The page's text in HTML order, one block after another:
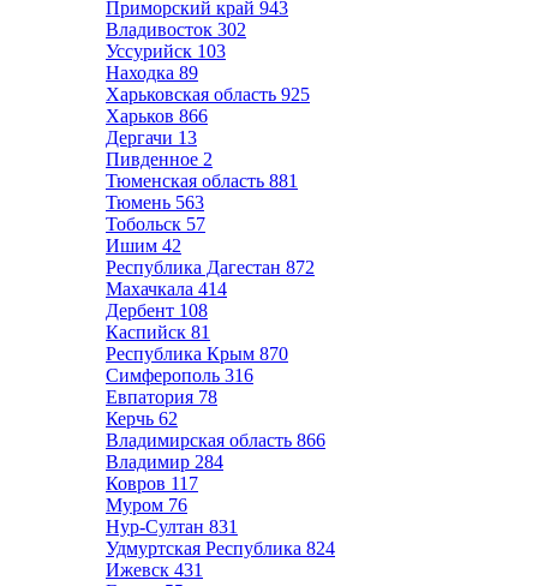
Приморский край 943
Владивосток 302
Уссурийск 103
Находка 89
Харьковская область 925
Харьков 866
Дергачи 13
Пивденное 2
Тюменская область 881
Тюмень 563
Тобольск 57
Ишим 42
Республика Дагестан 872
Махачкала 414
Дербент 108
Каспийск 81
Республика Крым 870
Симферополь 316
Евпатория 78
Керчь 62
Владимирская область 866
Владимир 284
Ковров 117
Муром 76
Нур-Султан 831
Удмуртская Республика 824
Ижевск 431